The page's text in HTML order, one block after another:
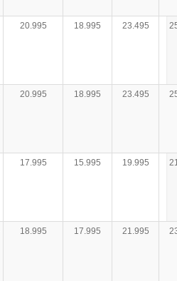
20.995 18.995 23.495
20.995 18.995 23.495
17.995 15.995 19.995
18.995 17.995 21.995